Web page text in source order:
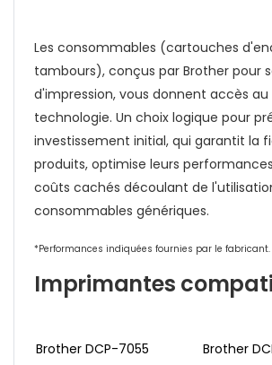
Les consommables (cartouches
tambours), conçus par Brother pour
d'impression, vous donnent accès
technologie. Un choix logique pour
investissement initial, qui garantit la
produits, optimise leurs
coûts cachés découlant de
consommables génériques.
*Performances indiquées fournies par le fabricant.
Imprimantes
Brother DCP-7055
Brother